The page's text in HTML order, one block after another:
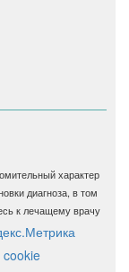
характер
диагноза, в том
к лечащему врачу